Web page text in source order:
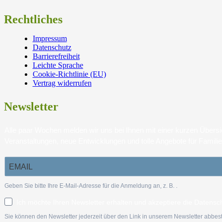
Rechtliches
Impressum
Datenschutz
Barrierefreiheit
Leichte Sprache
Cookie-Richtlinie (EU)
Vertrag widerrufen
Newsletter
Geben Sie bitte Ihre E-Mail-Adresse für die Anmeldung an, z. B. .
Sie können den Newsletter jederzeit über den Link in unserem Newsletter